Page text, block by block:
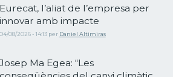
Eurecat, l’aliat de l’empresa per
innovar amb impacte
04/08/2026 - 14:13 per Daniel Altimiras
Josep Ma Egea: “Les